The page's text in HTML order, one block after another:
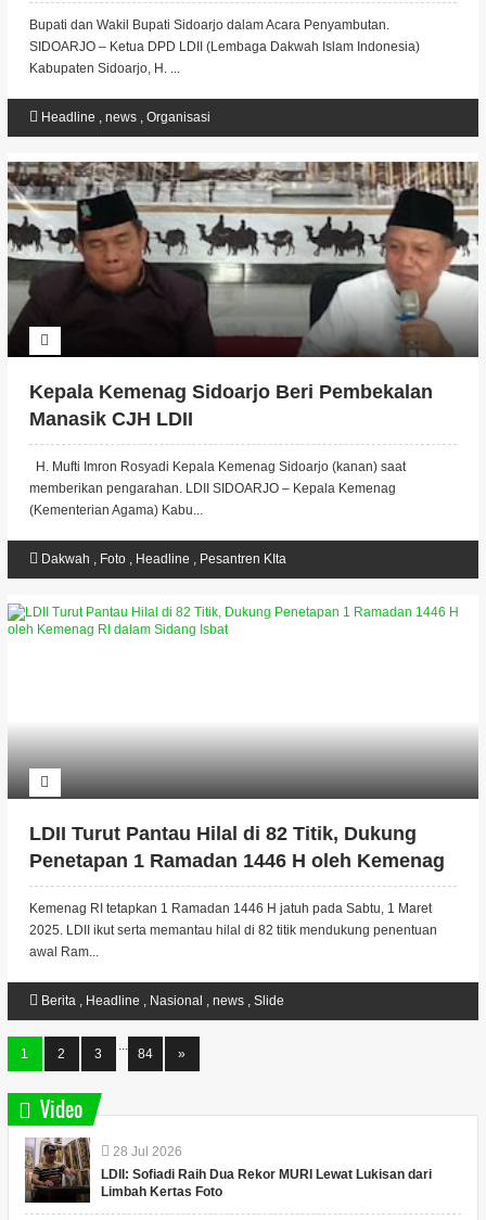
Bupati dan Wakil Bupati Sidoarjo dalam Acara Penyambutan.
SIDOARJO – Ketua DPD LDII (Lembaga Dakwah Islam Indonesia)
Kabupaten Sidoarjo, H. ...
Headline , news , Organisasi
Kepala Kemenag Sidoarjo Beri Pembekalan
Manasik CJH LDII
H. Mufti Imron Rosyadi Kepala Kemenag Sidoarjo (kanan) saat
memberikan pengarahan. LDII SIDOARJO – Kepala Kemenag
(Kementerian Agama) Kabu...
Dakwah , Foto , Headline , Pesantren KIta
LDII Turut Pantau Hilal di 82 Titik, Dukung
Penetapan 1 Ramadan 1446 H oleh Kemenag
RI dalam Sidang Isbat
Kemenag RI tetapkan 1 Ramadan 1446 H jatuh pada Sabtu, 1 Maret
2025. LDII ikut serta memantau hilal di 82 titik mendukung penentuan
awal Ram...
Berita , Headline , Nasional , news , Slide
1 2 3
...
84 »
Video
28 Jul 2026
LDII: Sofiadi Raih Dua Rekor MURI Lewat Lukisan dari
Limbah Kertas Foto